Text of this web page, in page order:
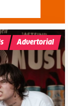
Advertorial